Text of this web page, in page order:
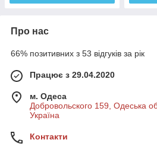
Про нас
66% позитивних з 53 відгуків за рік
Працює з 29.04.2020
м. Одеса
Добровольского 159, Одеська
Україна
Контакти